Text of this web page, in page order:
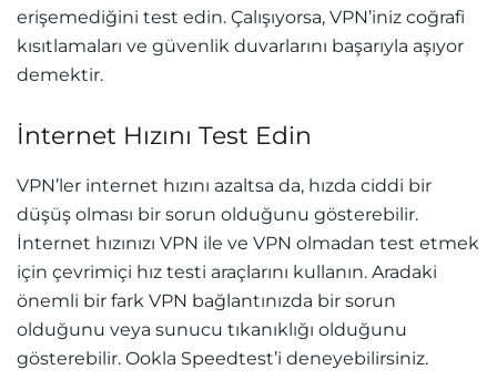
erişemediğini test edin. Çalışıyorsa, VPN’iniz coğrafi
kısıtlamaları ve güvenlik duvarlarını başarıyla aşıyor
demektir.
İnternet Hızını Test Edin
VPN’ler internet hızını azaltsa da, hızda ciddi bir
düşüş olması bir sorun olduğunu gösterebilir.
İnternet hızınızı VPN ile ve VPN olmadan test etmek
için çevrimiçi hız testi araçlarını kullanın. Aradaki
önemli bir fark VPN bağlantınızda bir sorun
olduğunu veya sunucu tıkanıklığı olduğunu
gösterebilir. Ookla Speedtest’i deneyebilirsiniz.